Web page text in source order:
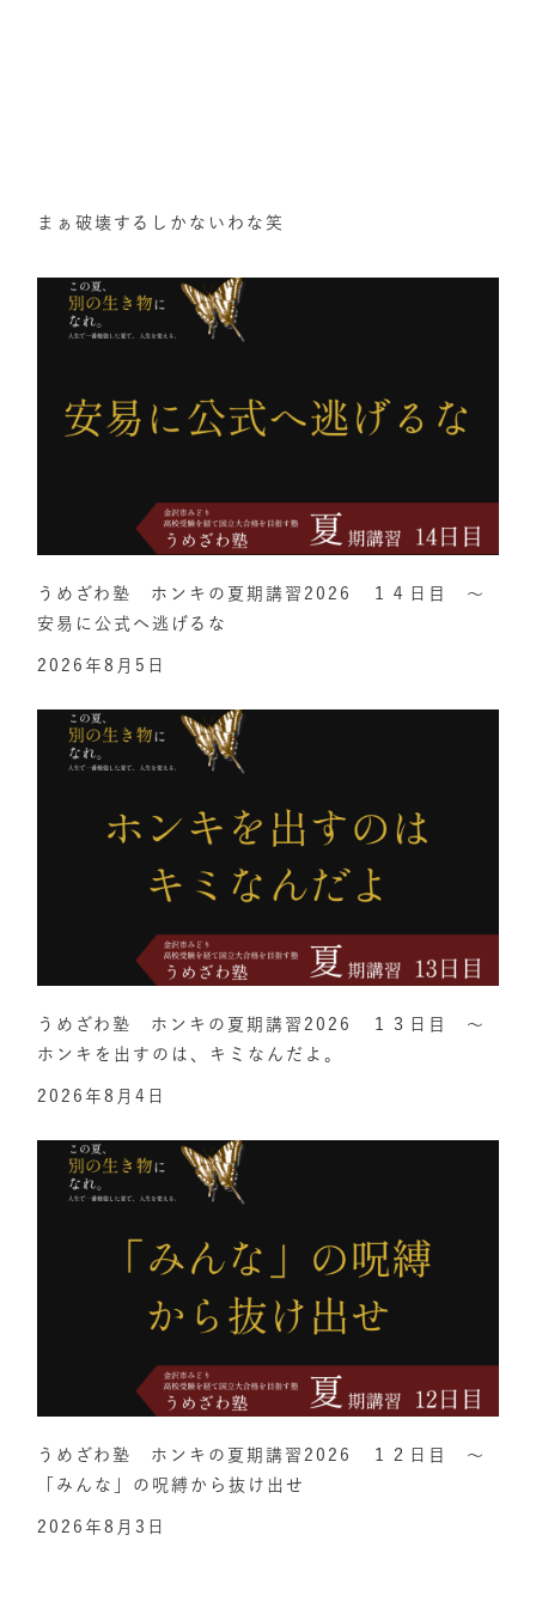
まぁ破壊するしかないわな笑
うめざわ塾 ホンキの夏期講習2026 １４日目 ～
安易に公式へ逃げるな
2026年8月5日
うめざわ塾 ホンキの夏期講習2026 １３日目 ～
ホンキを出すのは、キミなんだよ。
2026年8月4日
うめざわ塾 ホンキの夏期講習2026 １２日目 ～
「みんな」の呪縛から抜け出せ
2026年8月3日